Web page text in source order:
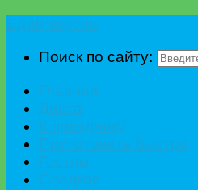
Поиск по сайту: